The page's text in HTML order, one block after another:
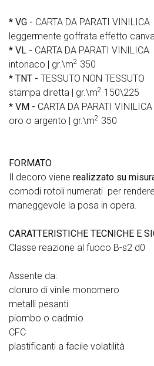
* VG - CARTA DA PARATI
leggermente goffrata effetto
* VL - CARTA DA PARATI
intonaco | gr.\m2 350
* TNT - TESSUTO NON
stampa diretta | gr.\m2 150\225
* VM - CARTA DA PARATI
oro o argento | gr.\m2 350
FORMATO
Il decoro viene realizzato su
comodi rotoli numerati per
maneggevole la posa in opera.
CARATTERISTICHE TECNICHE E
Classe reazione al fuoco B-s2 d0
Assente da:
cloruro di vinile monomero
metalli pesanti
piombo o cadmio
CFC
plastificanti a facile volatilità